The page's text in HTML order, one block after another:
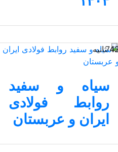
سیاه و سفید
روابط فولادی
ایران و عربستان